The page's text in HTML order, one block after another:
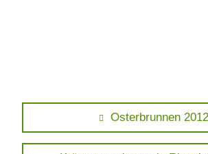
Beitragsnavigation
Previous
post:
Osterbrunnen 2012